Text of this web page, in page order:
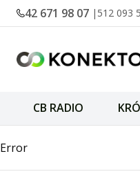
42 671 98 07 | 512 093
CB RADIO
Error